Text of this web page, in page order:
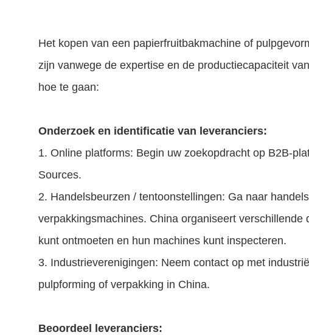
Het kopen van een papierfruitbakmachine of
zijn vanwege de expertise en de productiecapaciteit
hoe te gaan:
Onderzoek en identificatie van leveranciers:
1. Online platforms: Begin uw zoekopdracht op B2B-
Sources.
2. Handelsbeurzen / tentoonstellingen: Ga naar
verpakkingsmachines. China organiseert
kunt ontmoeten en hun machines kunt inspecteren.
3. Industrieverenigingen: Neem contact op met
pulpforming of verpakking in China.
Beoordeel leveranciers: